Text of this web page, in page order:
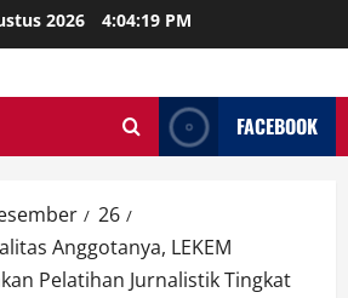
2026 4:04:20 PM
FACEBOOK
26
Anggotanya, LEKEM
Pelatihan Jurnalistik Tingkat